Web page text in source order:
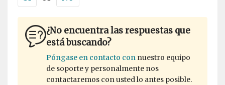
¿No encuentra las respuestas que
está buscando?
Póngase en contacto con nuestro equipo
de soporte y personalmente nos
contactaremos con usted lo antes posible.